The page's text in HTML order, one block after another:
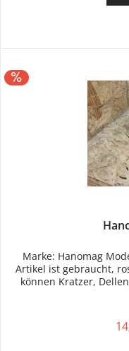
Marke: Hanomag
Artikel ist gebraucht,
können Kratzer,